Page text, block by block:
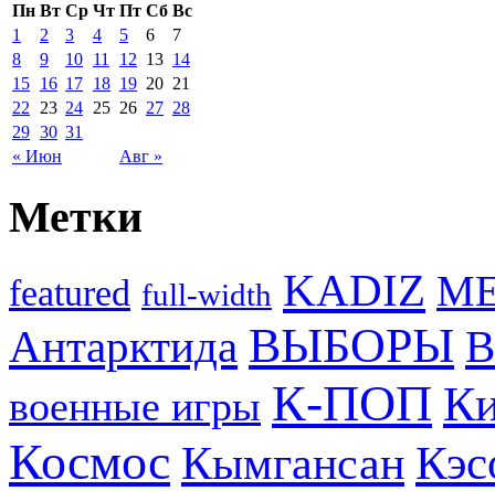
Пн Вт Ср Чт Пт Сб Вс
« Июн Авг »
1 2 3 4 5 6
7
8
9 10 11 12 13 14
15 16 17 18 19 20 21
22
23 24 25 26 27 28
29 30 31
Метки
featured full-width KADIZ
Антарктида ВЫБОРЫ
военные игры К-ПОП
Космос Кымгансан